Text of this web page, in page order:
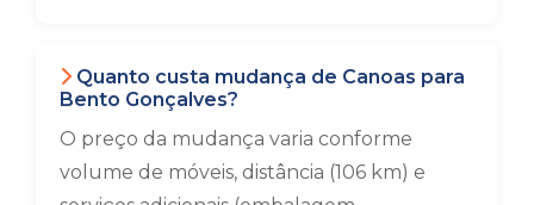
Quanto custa mudança de Canoas para
Bento Gonçalves?
O preço da mudança varia conforme
volume de móveis, distância (106 km) e